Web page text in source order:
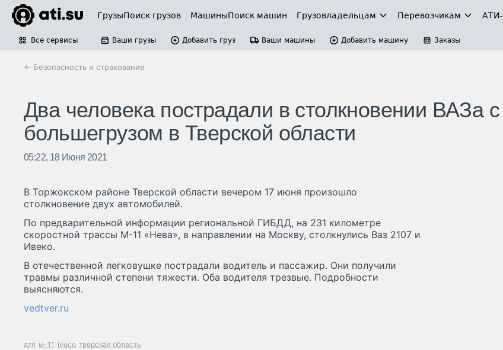
ГрузыПоиск грузов МашиныПоиск машин Грузовладельцам Перевозчикам
Все сервисы Ваши грузы Добавить груз Ваши машины Добавить машину Заказы
← Безопасность и страхование
Два человека пострадали в столкновении ВАЗа с
большегрузом в Тверской области
05:22, 18 Июня 2021
В Торжокском районе Тверской области вечером 17 июня произошло
столкновение двух автомобилей.
По предварительной информации региональной ГИБДД, на 231 километре
скоростной трассы М-11 «Нева», в направлении на Москву, столкнулись Ваз 2107 и
Ивеко.
В отечественной легковушке пострадали водитель и пассажир. Они получили
травмы различной степени тяжести. Оба водителя трезвые. Подробности
выясняются.
vedtver.ru
дтп м-11 iveco тверская область